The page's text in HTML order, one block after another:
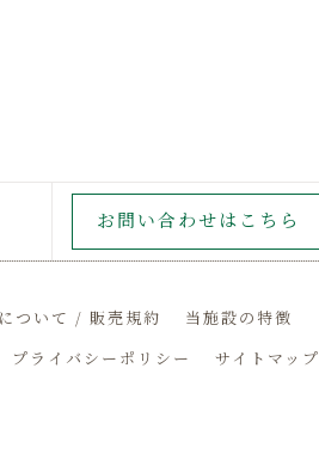
お問い合わせはこちら
ついて / 販売規約
当施設の特徴
プライバシーポリシー サイトマップ